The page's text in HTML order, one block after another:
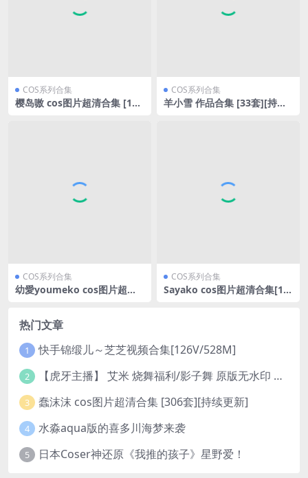
COS系列合集
樱岛嗷 cos图片超清合集 [11
COS系列合集
羊小雪 作品合集 [33套][持续
COS系列合集
幼愛youmeko cos图片超清
COS系列合集
Sayako cos图片超清合集[10
热门文章
1 快手锦缎儿～芝芝视频合集[126V/528M]
2 【虎牙主播】 艾米 烧舞福利/影子舞 原版无水印 （1v/130m）
3 蠢沫沫 cos图片超清合集 [306套][持续更新]
4 水淼aqua版的喜多川海梦来袭
5 日本Coser神还原《我推的孩子》星野爱！